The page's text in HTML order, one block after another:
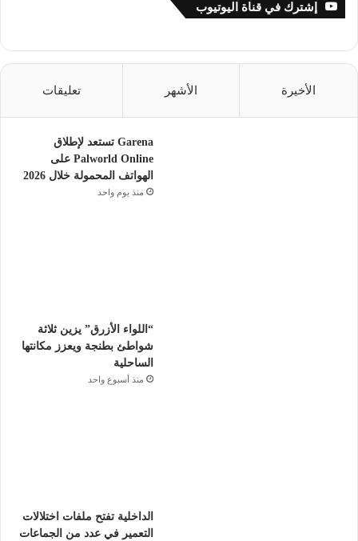
إشترك في قناة اليوتيوب
الأخيرة الأشهر تعليقات
Garena تستعد لإطلاق
Palworld Online على
الهواتف المحمولة خلال 2026
منذ يوم واحد
“اللواء الأزرق” يزين ثلاثة
شواطئ بطنجة ويعزز مكانتها
الساحلية
منذ أسبوع واحد
الداخلية تفتح ملفات اختلالات
التعمير في عدد من الجماعات